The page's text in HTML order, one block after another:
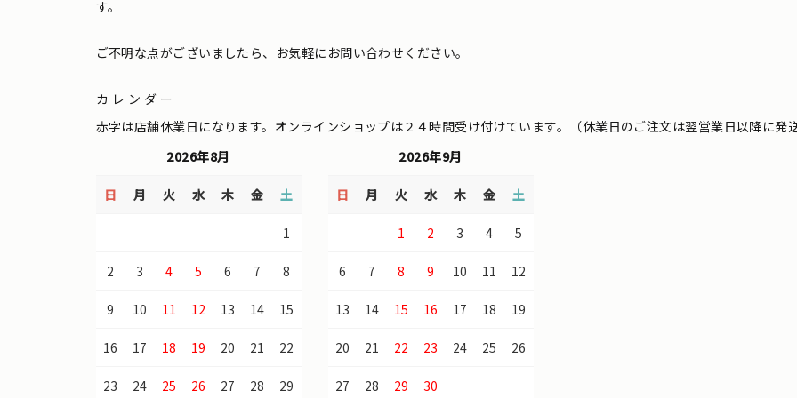
す。
ご不明な点がございましたら、お気軽にお問い合わせください。
カレンダー
赤字は店舗休業日になります。オンラインショップは２４時間受け付けています。（休業日のご注文は翌営業日以降に発
2026年8月
日 月 火 水 木 金 土
1
2 3 4 5 6 7 8
9 10 11 12 13 14 15
16 17 18 19 20 21 22
23 24 25 26 27 28 29
2026年9月
日 月 火 水 木 金 土
1 2 3 4 5
6 7 8 9 10 11 12
13 14 15 16 17 18 19
20 21 22 23 24 25 26
27 28 29 30